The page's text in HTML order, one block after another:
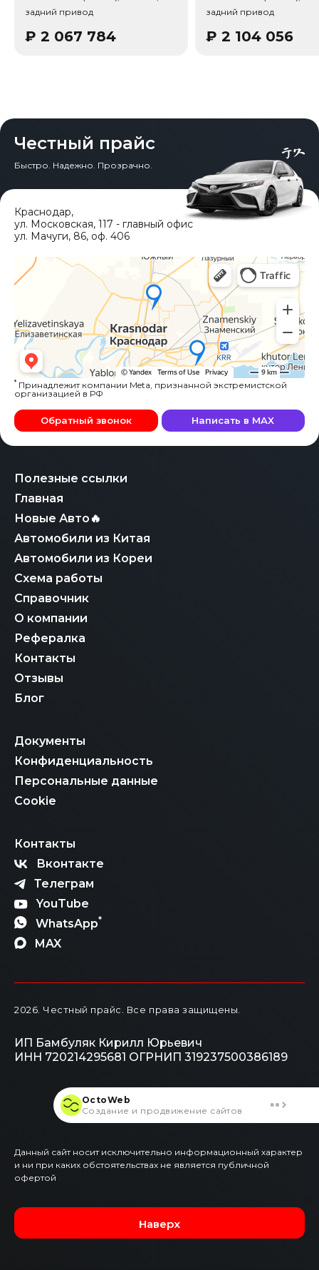
задний привод
₽ 2 067 784
задний привод
₽ 2 104 056
Честный прайс
Быстро. Надежно. Прозрачно.
Полезные ссылки
Главная
Новые Авто🔥
Автомобили из Китая
Автомобили из Кореи
Схема работы
Справочник
О компании
Рефералка
Контакты
Отзывы
Блог
Документы
Конфиденциальность
Персональные данные
Cookie
Контакты
Вконтакте
Телеграм
YouTube
WhatsApp*
MAX
Краснодар,
ул. Московская, 117 - главный офис
ул. Мачуги, 86, оф. 406
* Принадлежит компании Meta, признанной экстремистской
организацией в РФ
Обратный звонок Написать в MAX
2026 . Честный прайс. Все права защищены.
ИП Бамбуляк Кирилл Юрьевич
ИНН 720214295681 ОГРНИП 319237500386189
Данный сайт носит исключительно информационный характер
и ни при каких обстоятельствах не является публичной
офертой
Наверх
OctoWeb
Создание и продвижение сайтов